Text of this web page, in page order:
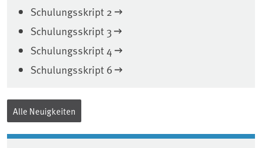
Schulungsskript 2
Schulungsskript 3
Schulungsskript 4
Schulungsskript 6
Alle Neuigkeiten